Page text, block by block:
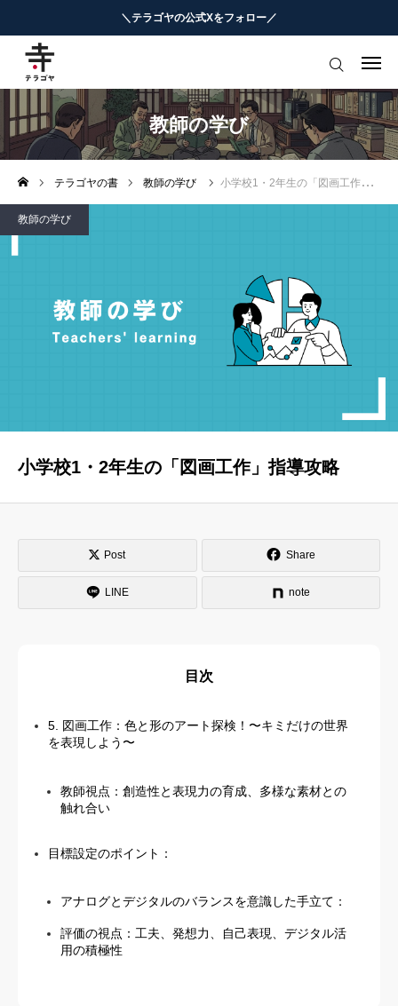
＼テラゴヤの公式Xをフォロー／
教師の学び
テラゴヤの書 教師の学び 小学校1・2年生の「図画工作」指導攻略
教師の学び
小学校1・2年生の「図画工作」指導攻略
Post Share
LINE note
目次
5. 図画工作：色と形のアート探検！〜キミだけの世界
を表現しよう〜
教師視点：創造性と表現力の育成、多様な素材との
触れ合い
目標設定のポイント：
アナログとデジタルのバランスを意識した手立て：
評価の視点：工夫、発想力、自己表現、デジタル活
用の積極性
はじめての方へ
教育ニュースまとめ
ヨミモノ・特集
マナビ・学習攻略
お役立ちリンク集
テラゴヤ週報
お知らせ